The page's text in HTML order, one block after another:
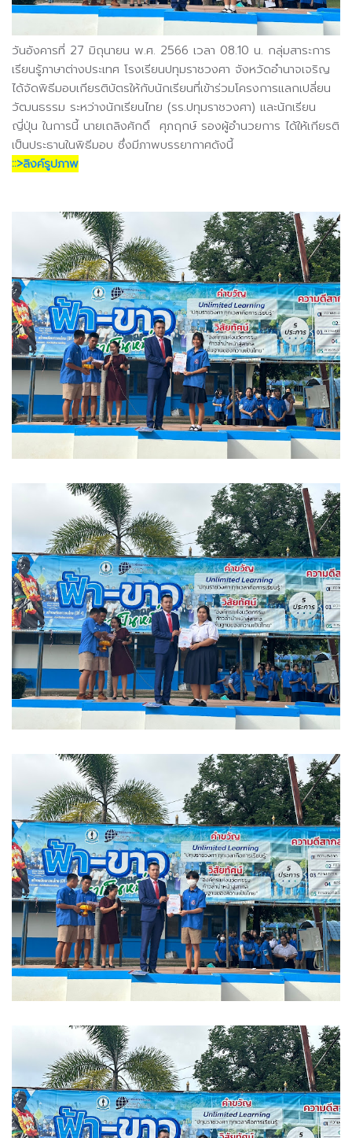
วันอังคารที่ 27 มิถุนายน พ.ศ. 2566 เวลา 08.10 น. กลุ่มสาระการ
เรียนรู้ภาษาต่างประเทศ โรงเรียนปทุมราชวงศา จังหวัดอำนาจเจริญ
ได้จัดพิธีมอบเกียรติบัตรให้กับนักเรียนที่เข้าร่วมโครงการแลกเปลี่ยน
วัฒนธรรม ระหว่างนักเรียนไทย (รร.ปทุมราชวงศา) และนักเรียน
ญี่ปุ่น ในการนี้ นายเถลิงศักดิ์ ศุภฤกษ์ รองผู้อำนวยการ ได้ให้เกียรติ
เป็นประธานในพิธีมอบ ซึ่งมีภาพบรรยากาศดังนี้
::>ลิงค์รูปภาพ